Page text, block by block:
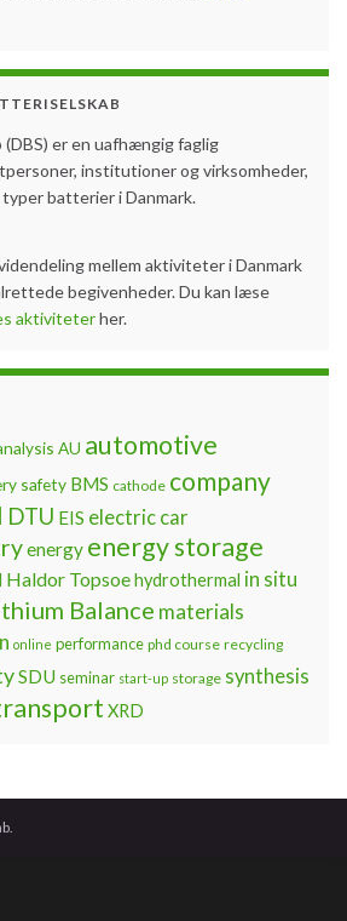
er en uafhængig faglig
institutioner og virksomheder,
batterier i Danmark.
mellem aktiviteter i Danmark
begivenheder. Du kan læse
aktiviteterher.
AU automotive
safety BMS cathode company
DTU EIS electric car
energy energy storage
Haldor Topsoehydrothermal in situ
Balance materials
online performance phd course recycling
SDU seminar start-up storage synthesis
XRD